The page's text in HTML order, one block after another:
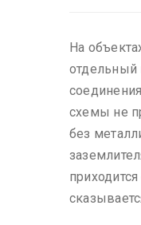
На
отдельный
схемы не
без